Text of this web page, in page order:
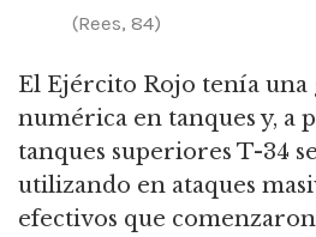
(Rees, 84)
El Ejército Rojo tenía una
numérica en tanques y, a
tanques superiores T-34
utilizando en ataques
efectivos que